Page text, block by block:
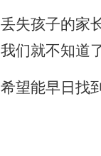
丢失孩子的家
我们就不知道
希望能早日找